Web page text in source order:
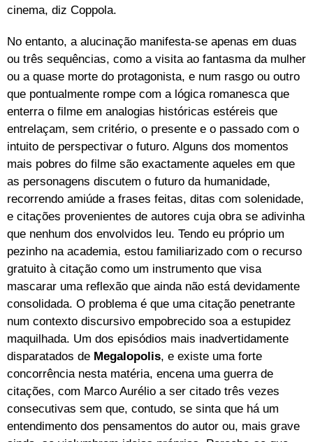
cinema, diz Coppola.
No entanto, a alucinação manifesta-se apenas em duas
ou três sequências, como a visita ao fantasma da mulher
ou a quase morte do protagonista, e num rasgo ou outro
que pontualmente rompe com a lógica romanesca que
enterra o filme em analogias históricas estéreis que
entrelaçam, sem critério, o presente e o passado com o
intuito de perspectivar o futuro. Alguns dos momentos
mais pobres do filme são exactamente aqueles em que
as personagens discutem o futuro da humanidade,
recorrendo amiúde a frases feitas, ditas com solenidade,
e citações provenientes de autores cuja obra se adivinha
que nenhum dos envolvidos leu. Tendo eu próprio um
pezinho na academia, estou familiarizado com o recurso
gratuito à citação como um instrumento que visa
mascarar uma reflexão que ainda não está devidamente
consolidada. O problema é que uma citação penetrante
num contexto discursivo empobrecido soa a estupidez
maquilhada. Um dos episódios mais inadvertidamente
disparatados de Megalopolis, e existe uma forte
concorrência nesta matéria, encena uma guerra de
citações, com Marco Aurélio a ser citado três vezes
consecutivas sem que, contudo, se sinta que há um
entendimento dos pensamentos do autor ou, mais grave